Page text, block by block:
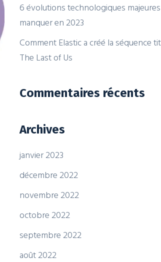
6 évolutions technologiques
manquer en 2023
Comment Elastic a créé la séquence
The Last of Us
Commentaires récents
Archives
janvier 2023
décembre 2022
novembre 2022
octobre 2022
septembre 2022
août 2022